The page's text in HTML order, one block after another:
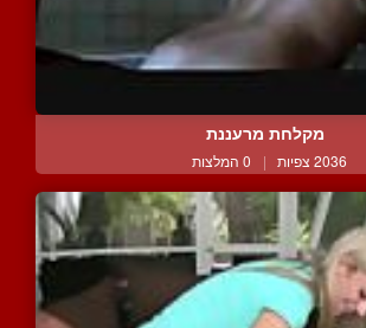
מקלחת מרעננת
2036 צפיות | 0 המלצות